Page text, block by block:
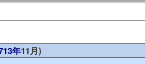
年11月)